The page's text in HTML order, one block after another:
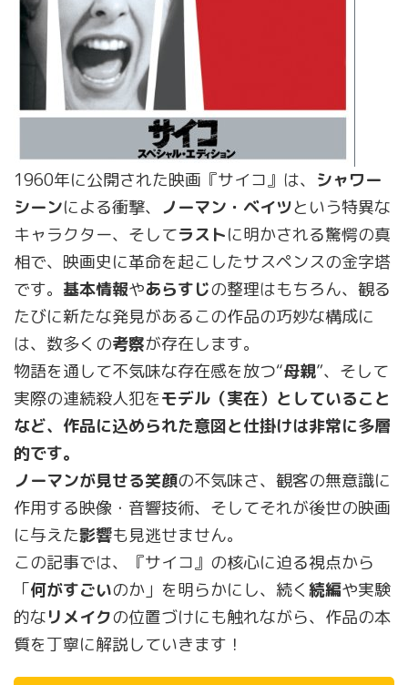
1960年に公開された映画『サイコ』は、 シャワー
シーンによる衝撃、 ノーマン・ベイツという特異な
キャラクター、そしてラストに明かされる驚愕の真
相で、映画史に革命を起こしたサスペンスの金字塔
です。 基本情報やあらすじの整理はもちろん、観る
たびに新たな発見があるこの作品の巧妙な構成に
は、数多くの考察が存在します。
物語を通して不気味な存在感を放つ“母親”、そして
実際の連続殺人犯をモデル（実在） としていること
など、作品に込められた意図と仕掛けは非常に多層
的です。
ノーマンが見せる笑顔の不気味さ、観客の無意識に
作用する映像・音響技術、そしてそれが後世の映画
に与えた影響も見逃せません。
この記事では、『サイコ』の核心に迫る視点から
「何がすごいのか」を明らかにし、続く続編や実験
的なリメイクの位置づけにも触れながら、作品の本
質を丁寧に解説していきます！